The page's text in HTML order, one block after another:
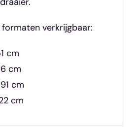
verkrijgbaar:
cm
cm
cm
cm